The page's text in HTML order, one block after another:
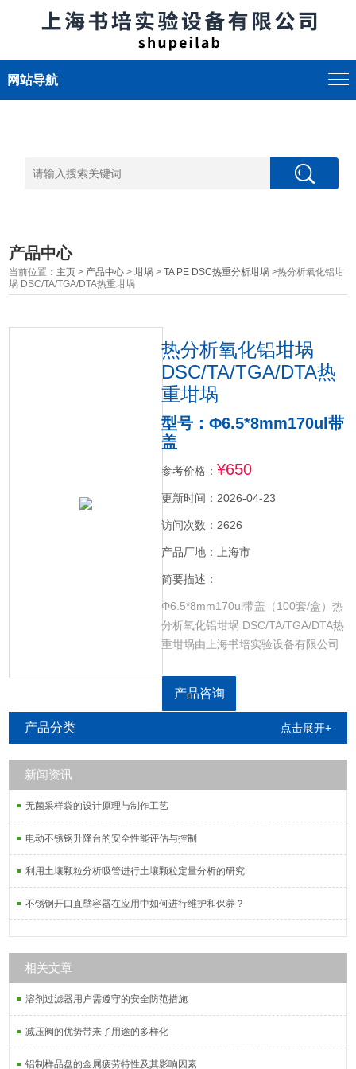
网站导航
产品中心
当前位置： 主页 > 产品中心 >坩埚 >TA PE DSC热重分析坩埚 >热分析氧化铝坩
埚 DSC/TA/TGA/DTA热重坩埚
热分析氧化铝坩埚
DSC/TA/TGA/DTA热
重坩埚
型号：Φ6.5*8mm170ul带
盖
参考价格： ¥650
更新时间：2026-04-23
访问次数：2626
产品厂地：上海市
简要描述：
Φ6.5*8mm170ul带盖（100套/盒）热
分析氧化铝坩埚 DSC/TA/TGA/DTA热
重坩埚由上海书培实验设备有限公司
Linseis、美国PE、美国TA、德国
Netzsch、瑞士Mettler、法国塞塔拉
姆Setaram、日本岛津Shimadzu、日
鲁克AXS等公司生产的热分析仪器。
产品咨询
产品分类 点击展开+
新闻资讯
无菌采样袋的设计原理与制作工艺
电动不锈钢升降台的安全性能评估与控制
利用土壤颗粒分析吸管进行土壤颗粒定量分析的研究
不锈钢开口直壁容器在应用中如何进行维护和保养？
相关文章
溶剂过滤器用户需遵守的安全防范措施
减压阀的优势带来了用途的多样化
铝制样品盘的金属疲劳特性及其影响因素